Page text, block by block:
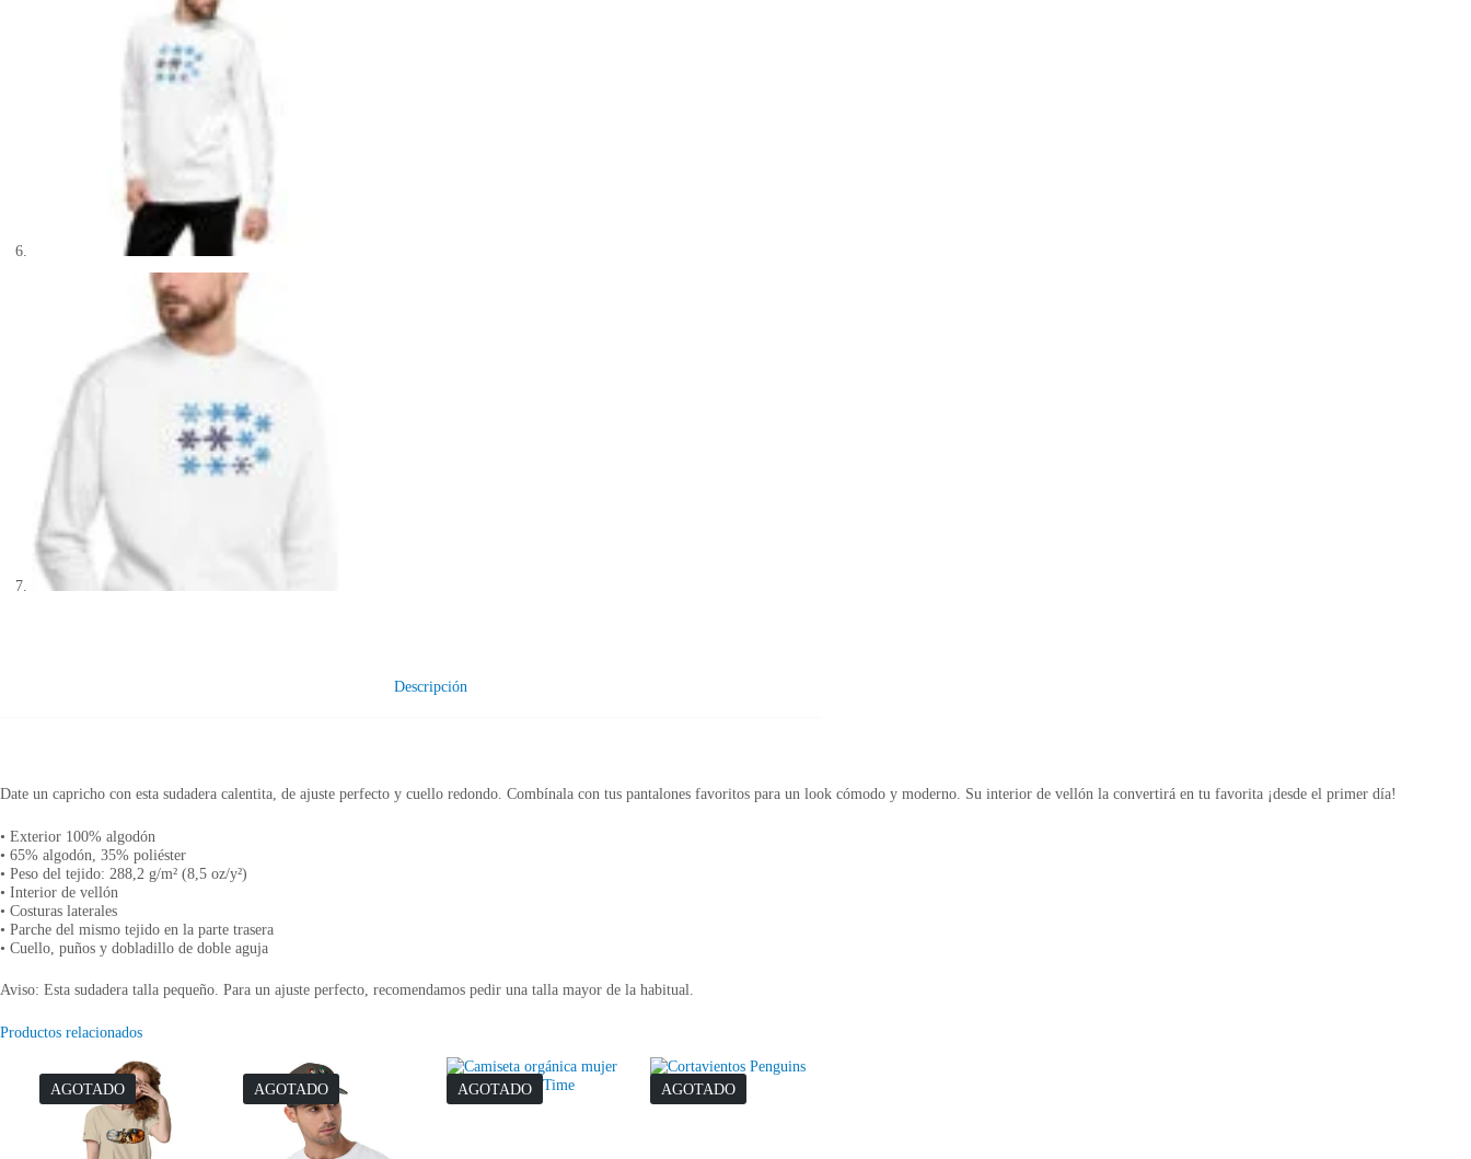
Descripción
Date un capricho con esta sudadera calentita, de ajuste perfecto y cuello redondo. Combínala con tus pantalones favoritos para un look cómodo y moderno. Su interior de vellón la convertirá en tu favorita ¡desde el primer día!
• Exterior 100% algodón
• 65% algodón, 35% poliéster
• Peso del tejido: 288,2 g/m² (8,5 oz/y²)
• Interior de vellón
• Costuras laterales
• Parche del mismo tejido en la parte trasera
• Cuello, puños y dobladillo de doble aguja
Aviso: Esta sudadera talla pequeño. Para un ajuste perfecto, recomendamos pedir una talla mayor de la habitual.
Productos relacionados
AGOTADO AGOTADO AGOTADO AGOTADO